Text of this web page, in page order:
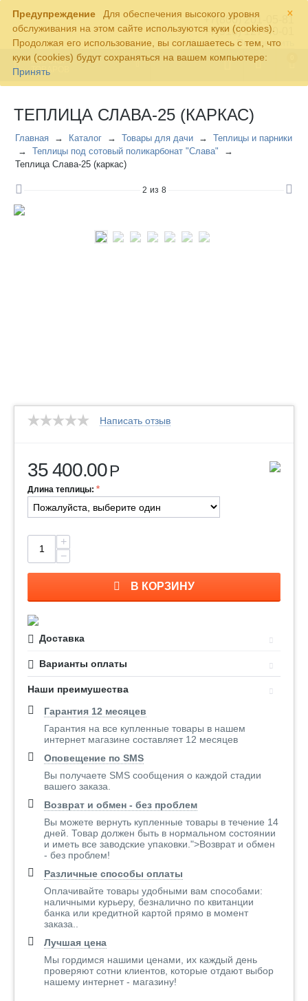
×
Предупреждение
Для обеспечения высокого уровня
обслуживания на этом сайте используются куки (cookies).
Продолжая его использование, вы соглашаетесь с тем, что
куки (cookies) будут сохраняться на вашем компьютере:
Принять
+7(800) 201-05-81
+7(910) 127-40-01
Контакты Перезвонить
КАТАЛОГ
ТОВАРОВ
ТЕПЛИЦА СЛАВА-25 (КАРКАС)
Главная Каталог Товары для дачи
Теплицы и парники
Теплицы под сотовый поликарбонат "Слава"
Теплица Слава-25 (каркас)
2 из 8
Написать отзыв
35 400.00Р
Длина теплицы:
+
−
В КОРЗИНУ
Доставка
Варианты оплаты
Наши преимушества
Гарантия 12 месяцев
Гарантия на все купленные товары в нашем
интернет магазине составляет 12 месяцев
Оповещение по SMS
Вы получаете SMS сообщения о каждой стадии
вашего заказа.
Возврат и обмен - без проблем
Вы можете вернуть купленные товары в течение 14
дней. Товар должен быть в нормальном состоянии
и иметь все заводские упаковки.">Возврат и обмен
- без проблем!
Различные способы оплаты
Оплачивайте товары удобными вам способами:
наличными курьеру, безналично по квитанции
банка или кредитной картой прямо в момент
заказа..
Лучшая цена
Мы гордимся нашими ценами, их каждый день
проверяют сотни клиентов, которые отдают выбор
нашему интернет - магазину!